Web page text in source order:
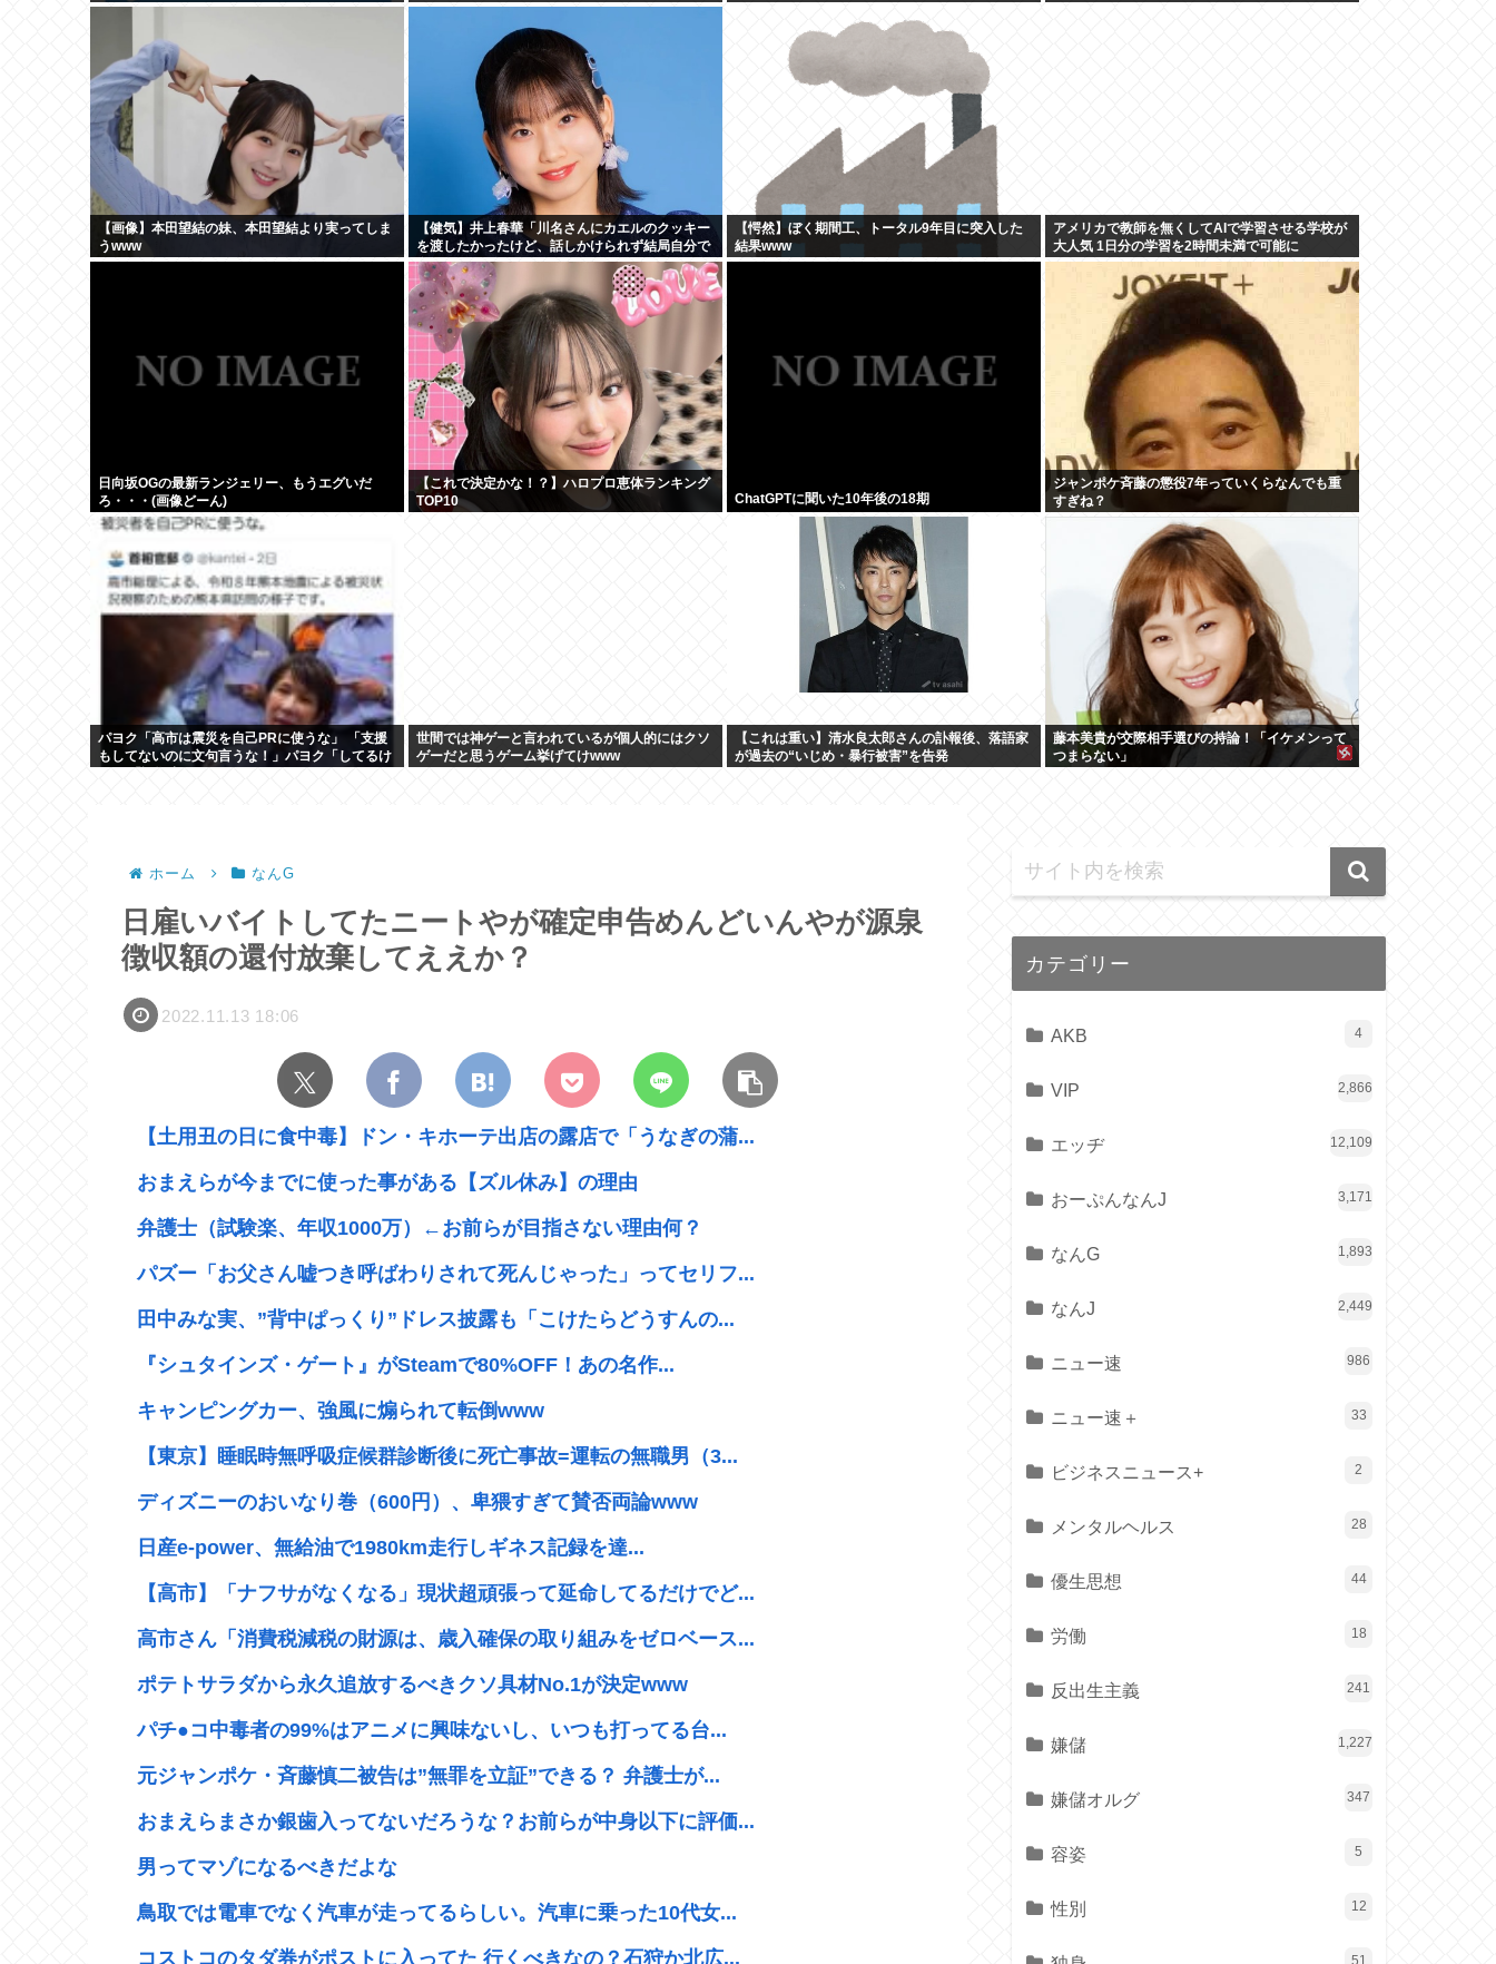
【画像】本田望結の妹、本田望結より実ってしま
うwww
【健気】井上春華「川名さんにカエルのクッキー
を渡したかったけど、話しかけられず結局自分で
食べた」
【愕然】ぼく期間工、トータル9年目に突入した
結果www
アメリカで教師を無くしてAIで学習させる学校が
大人気 1日分の学習を2時間未満で可能に
日向坂OGの最新ランジェリー、もうエグいだ
ろ・・・(画像どーん)
【これで決定かな！？】ハロプロ恵体ランキング
TOP10
ChatGPTに聞いた10年後の18期
ジャンポケ斉藤の懲役7年っていくらなんでも重
すぎね？
パヨク「高市は震災を自己PRに使うな」 「支援
もしてないのに文句言うな！」パヨク「してるけ
世間では神ゲーと言われているが個人的にはクソ
ゲーだと思うゲーム挙げてけwww
【これは重い】清水良太郎さんの訃報後、落語家
が過去の“いじめ・暴行被害”を告発
藤本美貴が交際相手選びの持論！「イケメンって
つまらない」
ホーム なんG
日雇いバイトしてたニートやが確定申告めんどいんやが源泉
徴収額の還付放棄してええか？
2022.11.13 18:06
【土用丑の日に食中毒】ドン・キホーテ出店の露店で「うなぎの蒲...
おまえらが今までに使った事がある【ズル休み】の理由
弁護士（試験楽、年収1000万）←お前らが目指さない理由何？
パズー「お父さん嘘つき呼ばわりされて死んじゃった」ってセリフ...
田中みな実、”背中ぱっくり”ドレス披露も「こけたらどうすんの...
『シュタインズ・ゲート』がSteamで80%OFF！あの名作...
キャンピングカー、強風に煽られて転倒www
【東京】睡眠時無呼吸症候群診断後に死亡事故=運転の無職男（3...
ディズニーのおいなり巻（600円）、卑猥すぎて賛否両論www
日産e-power、無給油で1980km走行しギネス記録を達...
【高市】「ナフサがなくなる」現状超頑張って延命してるだけでど...
高市さん「消費税減税の財源は、歳入確保の取り組みをゼロベース...
ポテトサラダから永久追放するべきクソ具材No.1が決定www
パチ●コ中毒者の99%はアニメに興味ないし、いつも打ってる台...
元ジャンポケ・斉藤慎二被告は”無罪を立証”できる？ 弁護士が...
おまえらまさか銀歯入ってないだろうな？お前らが中身以下に評価...
男ってマゾになるべきだよな
鳥取では電車でなく汽車が走ってるらしい。汽車に乗った10代女...
コストコのタダ券がポストに入ってた 行くべきなの？石狩か北広...
カテゴリー
AKB 4
VIP 2,866
エッヂ 12,109
おーぷんなんJ 3,171
なんG 1,893
なんJ 2,449
ニュー速 986
ニュー速＋ 33
ビジネスニュース+ 2
メンタルヘルス 28
優生思想 44
労働 18
反出生主義 241
嫌儲 1,227
嫌儲オルグ 347
容姿 5
性別 12
51